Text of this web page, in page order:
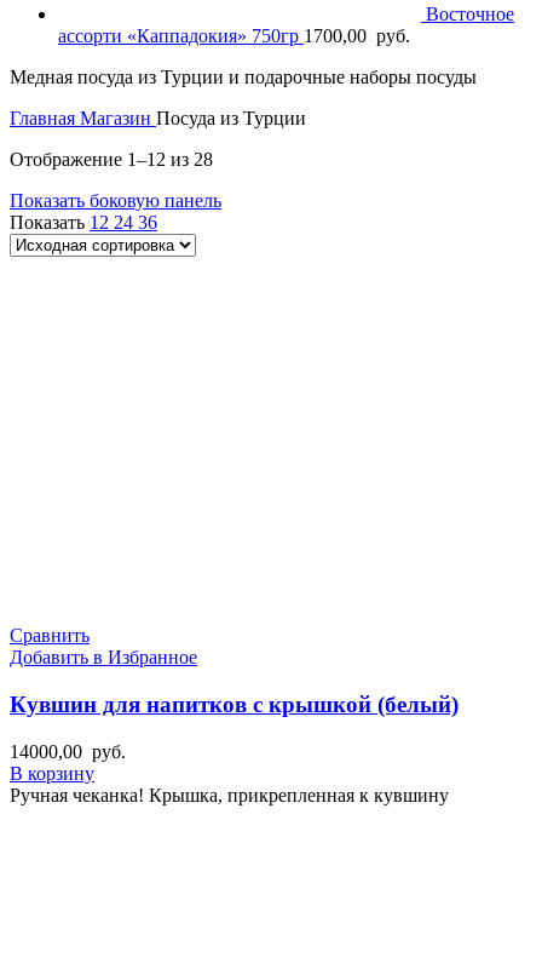
Восточное
ассорти «Каппадокия» 750гр 1700,00 руб.
Медная посуда из Турции и подарочные наборы посуды
Главная Магазин Посуда из Турции
Отображение 1–12 из 28
Показать боковую панель
Показать 12 24 36
Сравнить
Добавить в Избранное
Кувшин для напитков с крышкой (белый)
14000,00 руб.
В корзину
Ручная чеканка! Крышка, прикрепленная к кувшину